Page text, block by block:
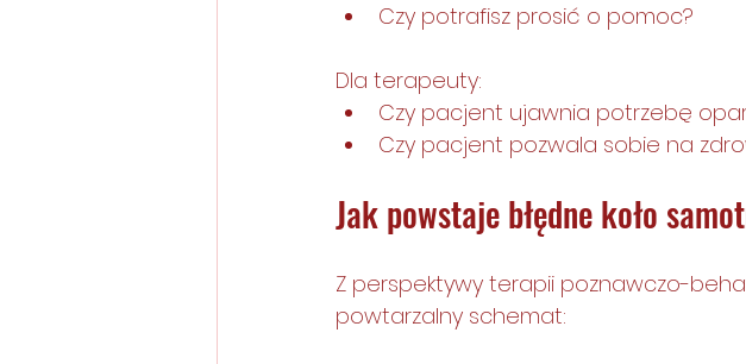
Czy potrafisz prosić o pomoc?
Dla terapeuty:
Czy pacjent ujawnia potrzebę
Czy pacjent pozwala sobie na
Jak powstaje błędne koło
Z perspektywy terapii poznawczo-
powtarzalny schemat: